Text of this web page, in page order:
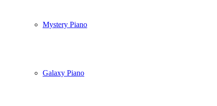
Mystery Piano
Galaxy Piano